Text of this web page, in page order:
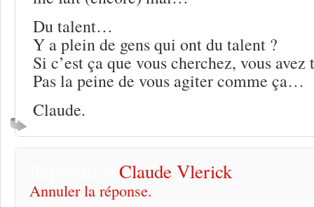
Du talent…
Y a plein de gens qui ont du talent ?
Si c’est ça que vous cherchez, vous
Pas la peine de vous agiter comme ça…
Claude.
Claude Vlerick
Annuler la réponse.